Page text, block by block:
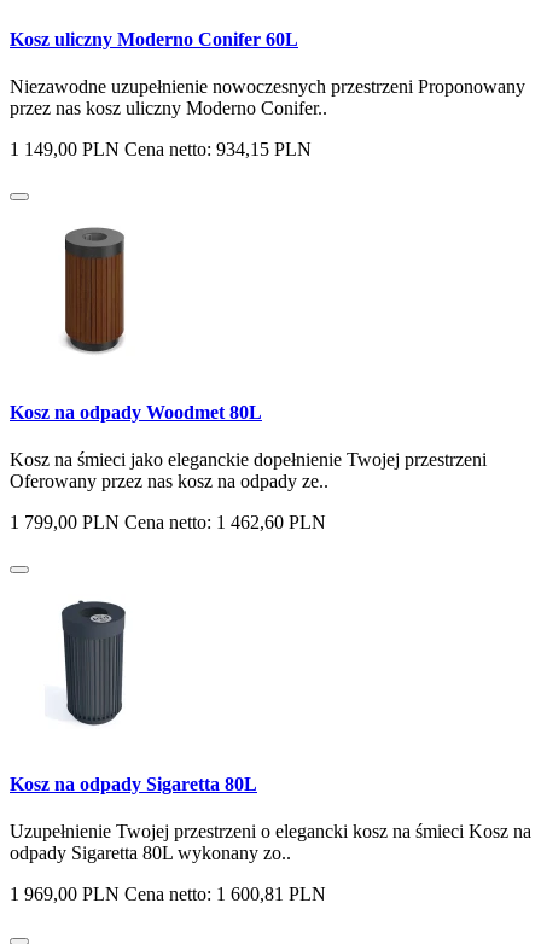
Kosz uliczny Moderno Conifer 60L
Niezawodne uzupełnienie nowoczesnych przestrzeni Proponowany
przez nas kosz uliczny Moderno Conifer..
1 149,00 PLN Cena netto: 934,15 PLN
Kosz na odpady Woodmet 80L
Kosz na śmieci jako eleganckie dopełnienie Twojej przestrzeni
Oferowany przez nas kosz na odpady ze..
1 799,00 PLN Cena netto: 1 462,60 PLN
Kosz na odpady Sigaretta 80L
Uzupełnienie Twojej przestrzeni o elegancki kosz na śmieci Kosz na
odpady Sigaretta 80L wykonany zo..
1 969,00 PLN Cena netto: 1 600,81 PLN